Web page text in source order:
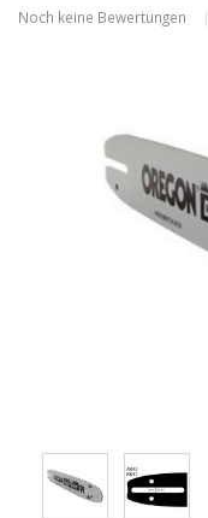
Noch keine Bewertungen |